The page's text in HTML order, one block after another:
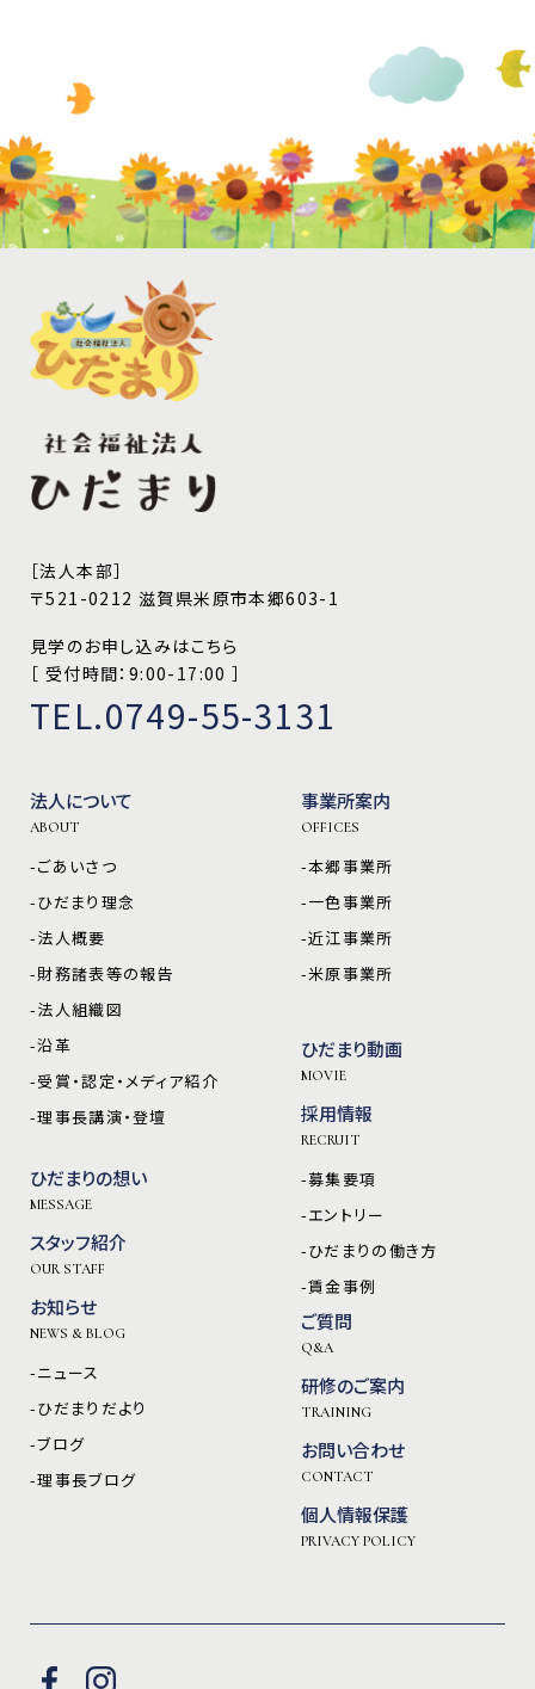
［法人本部］
〒521-0212 滋賀県米原市本郷603-1
見学のお申し込みはこちら
［ 受付時間：9:00-17:00 ］
TEL.0749-55-3131
法人について
ABOUT
-ごあいさつ
-ひだまり理念
-法人概要
-財務諸表等の報告
-法人組織図
-沿革
-受賞・認定・メディア紹介
-理事長講演・登壇
ひだまりの想い
MESSAGE
スタッフ紹介
OUR STAFF
お知らせ
NEWS & BLOG
-ニュース
-ひだまりだより
-ブログ
-理事長ブログ
事業所案内
OFFICES
-本郷事業所
-一色事業所
-近江事業所
-米原事業所
ひだまり動画
MOVIE
採用情報
RECRUIT
-募集要項
-エントリー
-ひだまりの働き方
-賃金事例
ご質問
Q&A
研修のご案内
TRAINING
お問い合わせ
CONTACT
個人情報保護
PRIVACY POLICY